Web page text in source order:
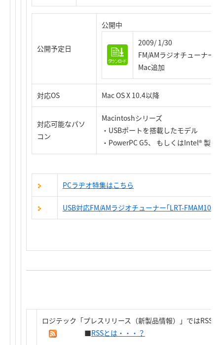
公開予定日
公開中
2009/ 1/30
FM/AMラジオチューナー「
Mac追加
対応OS Mac OS X 10.4以降
対応可能なパソ
コン
Macintoshシリーズ
・USBポートを搭載したモデル
・PowerPC G5、 もしくはIntel® 製
PCラヂオ特集はこちら
USB対応FM/AMラジオチューナー｢LRT-
ロジテック「プレスリリース（新製品情報）」ではRSS
■RSSとは・・・？